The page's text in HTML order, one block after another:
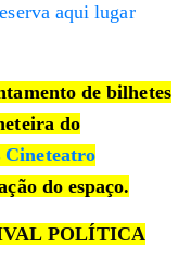
aqui lugar
de bilhetes
do
Cineteatro
do espaço.
POLÍTICA